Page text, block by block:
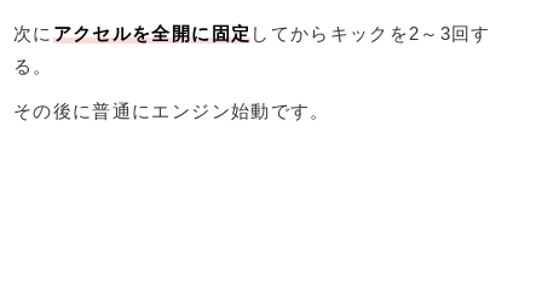
次に アクセルを全開に固定してからキックを2～3回す
る。
その後に普通にエンジン始動です。